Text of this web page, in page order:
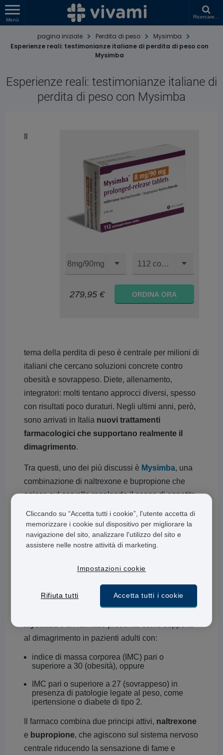
Menù
Ricercare...
pagina iniziale Perdita di peso
Mysimba
Esperienze reali: testimonianze italiane di perdita di peso con
Mysimba
Esperienze reali: testimonianze italiane di
perdita di peso con Mysimba
8mg/90mg 112 compresse
279,95 € ORDINA ORA
tema della perdita di peso è centrale per milioni di
italiani che cercano soluzioni concrete contro
obesità e sovrappeso. Diete, allenamento,
integratori: molti tentano approcci diversi, spesso
con risultati poco duraturi. Negli ultimi anni, però,
sono arrivati in Italia nuovi trattamenti
farmacologici che supportano realmente il
dimagrimento.
Tra questi, uno dei più discussi è Mysimba, una
combinazione di naltrexone e bupropione che
agisce sul cervello regolando il senso di appetito
nella vita quotidiana? E quali risultati reali si
possono ottenere?
pazienti italianiche hanno sperimentato
Mysimba come parte del loro percorso di salute.
Che cos’è Mysimba?
al dimagrimento in pazienti adulti con:
indice di massa corporea (IMC) pari o
superiore a 30 (obesità), oppure
IMC pari o superiore a 27 (sovrappeso) in
presenza di patologie legate al peso, come
ipertensione o diabete di tipo 2.
Il farmaco combina due principi attivi, naltrexone
e bupropione, che agiscono sul sistema nervoso
centrale riducendo la sensazione di fame e
Cliccando su “Accetta tutti i cookie”, l'utente accetta di
memorizzare i cookie sul dispositivo per migliorare la
navigazione del sito, analizzare l'utilizzo del sito e
assistere nelle nostre attività di marketing.
Impostazioni cookie
Rifiuta tutti Accetta tutti i cookie